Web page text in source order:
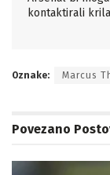
kontaktirali
Oznake: Marcus
Povezano